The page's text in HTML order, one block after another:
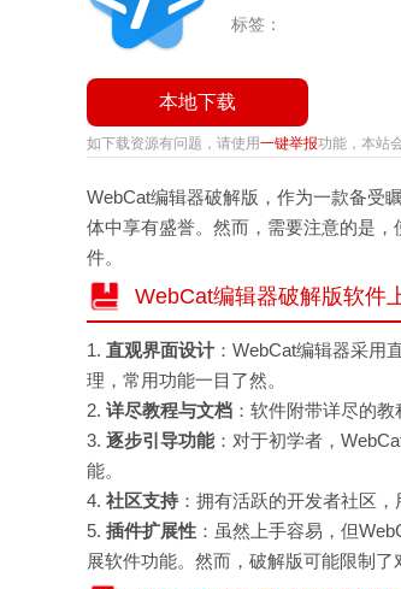
标签：
本地下载
如下载资源有问题，请使用一键举报功能，本站
WebCat编辑器破解版，作为一款备受
体中享有盛誉。然而，需要注意的是
件。
WebCat编辑器破解版软件
1. 直观界面设计：WebCat编辑器采用
理，常用功能一目了然。
2. 详尽教程与文档 ：软件附带详尽的
3. 逐步引导功能：对于初学者，
能。
4. 社区支持：拥有活跃的开发者社区，
5. 插件扩展性 ：虽然上手容易，但
展软件功能。然而，破解版可能限制了